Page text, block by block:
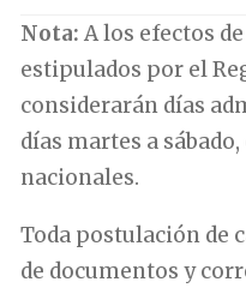
Nota: A los efectos
estipulados por el
considerarán días
días martes a
nacionales.
Toda postulación de
de documentos y